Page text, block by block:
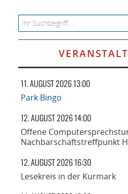
Search for:
11. AUGUST 2026 13:00
Park Bingo
12. AUGUST 2026 14:00
Offene
Nachbarschaftstreffpunkt
12. AUGUST 2026 16:30
Lesekreis in der Kurmark